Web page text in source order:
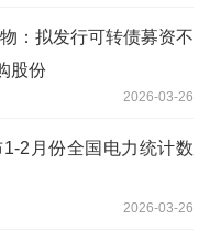
：拟发行可转债募资不
股份
2026-03-26
2月份全国电力统计数
2026-03-26